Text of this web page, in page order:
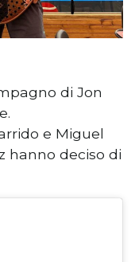
di Jon
e Miguel
hanno deciso di